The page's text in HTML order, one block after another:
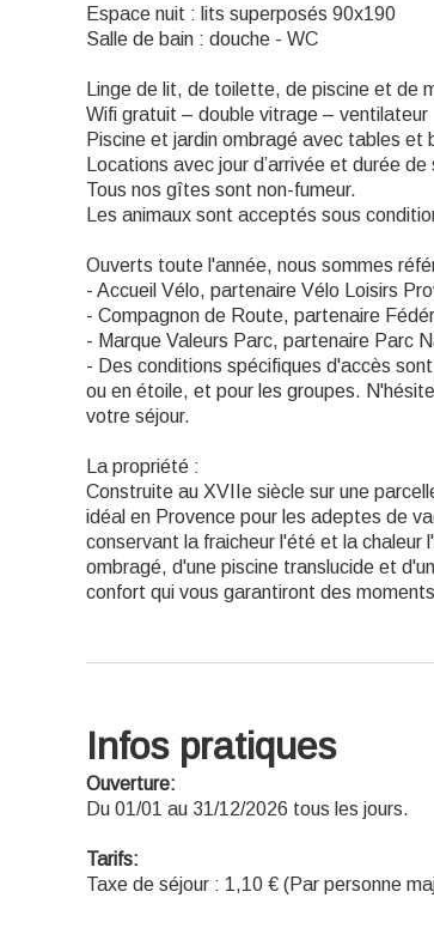
Espace nuit : lits superposés 90x190
Salle de bain : douche - WC
Linge de lit, de toilette, de piscine et de
Wifi gratuit – double vitrage – ventilateur
Piscine et jardin ombragé avec tables et
Locations avec jour d’arrivée et durée
Tous nos gîtes sont non-fumeur.
Les animaux sont acceptés sous
Ouverts toute l'année, nous sommes
- Accueil Vélo, partenaire Vélo Loisirs
- Compagnon de Route, partenaire
- Marque Valeurs Parc, partenaire Parc
- Des conditions spécifiques d'accès
ou en étoile, et pour les groupes.
votre séjour.
La propriété :
Construite au XVIIe siècle sur une
idéal en Provence pour les adeptes de
conservant la fraicheur l'été et la chaleur
ombragé, d'une piscine translucide et
confort qui vous garantiront des
Infos pratiques
Ouverture:
Du 01/01 au 31/12/2026 tous les jours.
Tarifs:
Taxe de séjour : 1,10 € (Par personne